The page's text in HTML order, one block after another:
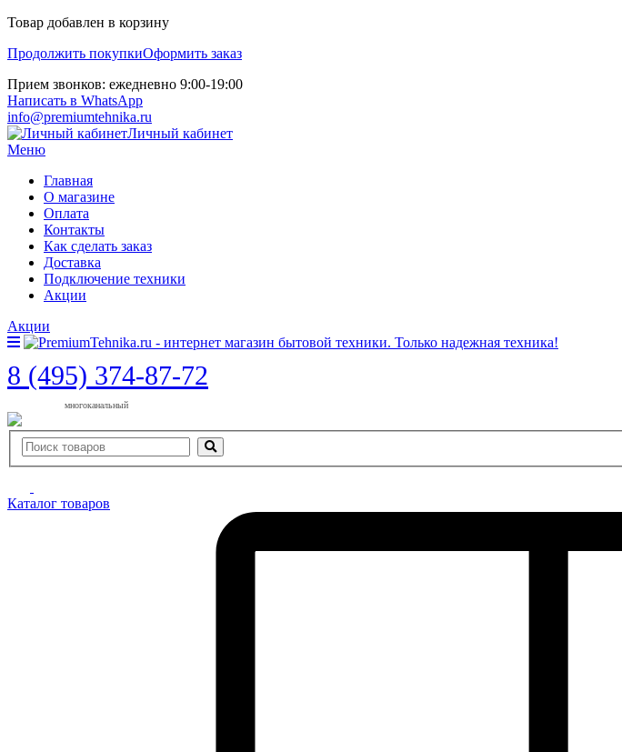
Товар добавлен в корзину
Продолжить покупкиОформить заказ
Прием звонков: ежедневно 9:00-19:00
Написать в WhatsApp
info@premiumtehnika.ru
Личный кабинет
Меню
Главная
О магазине
Оплата
Контакты
Как сделать заказ
Доставка
Подключение техники
Акции
Акции
8 (495) 374-87-72
многоканальный
Каталог товаров